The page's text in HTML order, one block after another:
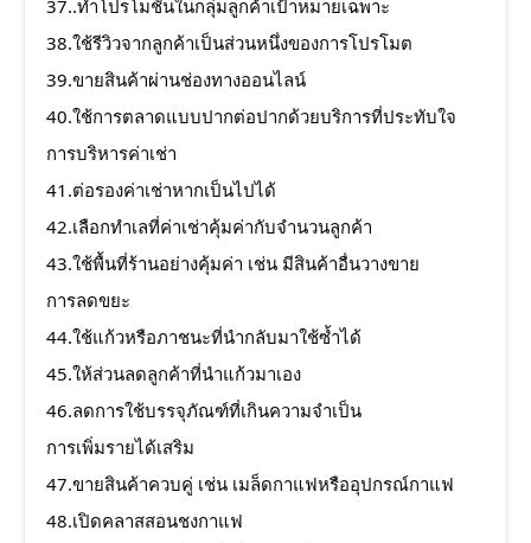
37..ทำโปรโมชั่นในกลุ่มลูกค้าเป้าหมายเฉพาะ
38.ใช้รีวิวจากลูกค้าเป็นส่วนหนึ่งของการโปรโมต
39.ขายสินค้าผ่านช่องทางออนไลน์
40.ใช้การตลาดแบบปากต่อปากด้วยบริการที่ประทับใจ
การบริหารค่าเช่า
41.ต่อรองค่าเช่าหากเป็นไปได้
42.เลือกทำเลที่ค่าเช่าคุ้มค่ากับจำนวนลูกค้า
43.ใช้พื้นที่ร้านอย่างคุ้มค่า เช่น มีสินค้าอื่นวางขาย
การลดขยะ
44.ใช้แก้วหรือภาชนะที่นำกลับมาใช้ซ้ำได้
45.ให้ส่วนลดลูกค้าที่นำแก้วมาเอง
46.ลดการใช้บรรจุภัณฑ์ที่เกินความจำเป็น
การเพิ่มรายได้เสริม
47.ขายสินค้าควบคู่ เช่น เมล็ดกาแฟหรืออุปกรณ์กาแฟ
48.เปิดคลาสสอนชงกาแฟ